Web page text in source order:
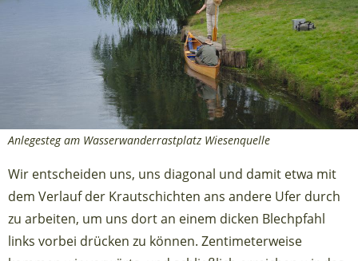
Anlegesteg am Wasserwanderrastplatz Wiesenquelle
Wir entscheiden uns, uns diagonal und damit etwa mit
dem Verlauf der Krautschichten ans andere Ufer durch
zu arbeiten, um uns dort an einem dicken Blechpfahl
links vorbei drücken zu können. Zentimeterweise